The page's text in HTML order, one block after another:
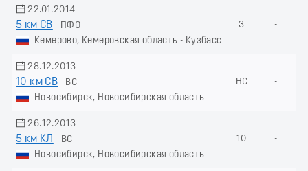
22.01.2014
5 км СВ - ПФО
Кемерово, Кемеровская область - Кузбасс
3 -
28.12.2013
10 км СВ - ВС
Новосибирск, Новосибирская область
НС -
26.12.2013
5 км КЛ
- ВС
Новосибирск, Новосибирская область
10 -